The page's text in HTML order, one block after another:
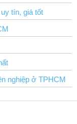
tín, giá tốt
nghiệp ở TPHCM